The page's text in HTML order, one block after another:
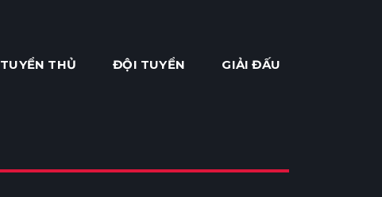
TUYỂN THỦ ĐỘI TUYỂN GIẢI ĐẤU